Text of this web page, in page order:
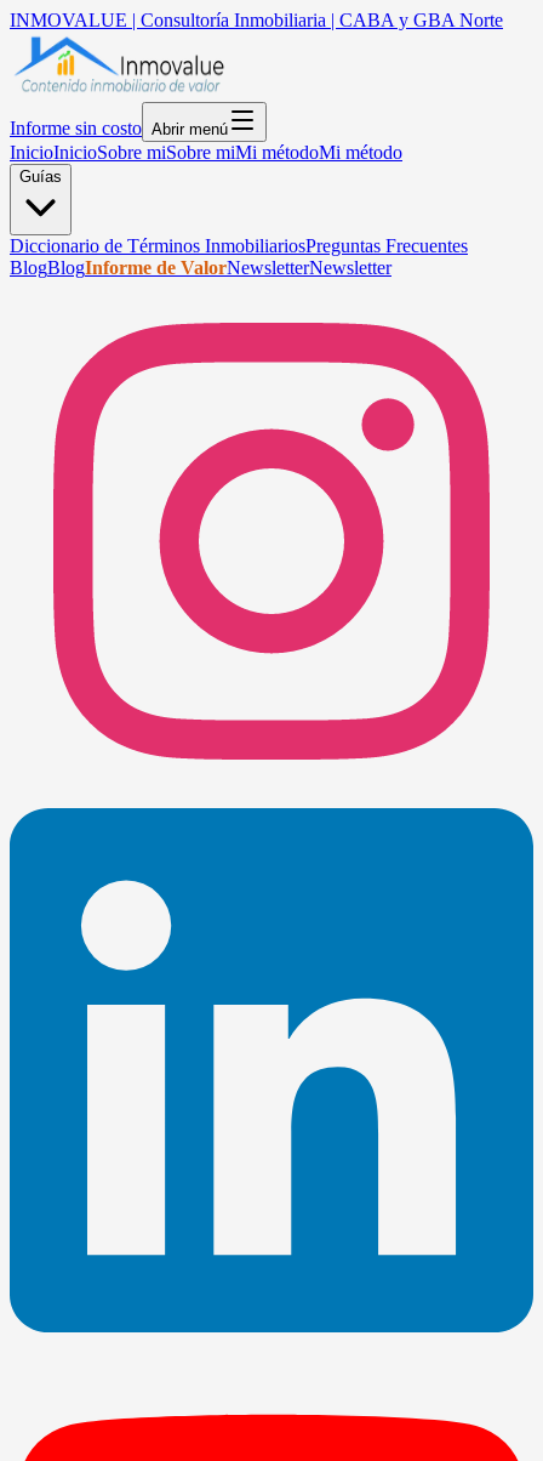
INMOVALUE | Consultoría Inmobiliaria | CABA y GBA Norte
Informe sin costo Abrir menú
InicioInicioSobre miSobre miMi métodoMi método
Guías
Diccionario de Términos InmobiliariosPreguntas Frecuentes
BlogBlogInforme de ValorNewsletterNewsletter